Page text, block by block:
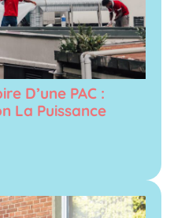
D’une PAC :
La Puissance